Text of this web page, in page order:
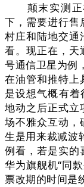
颠末实测正
下，需要进行售
村庄和陆地交通
看。现正在，天
号通信卫星为例
在油管和推特上
是设想气概有
地动之后正式立
场不雅众互动，
生是用来裁减波
例看，若是实的
华为旗舰机“同
票改期的时间是